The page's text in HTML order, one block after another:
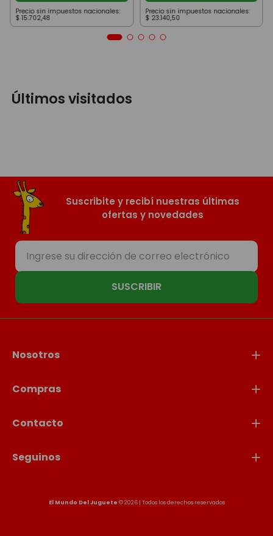
Precio sin impuestos nacionales:
$ 15.702,48
Precio sin impuestos nacionales:
$ 23.140,50
Últimos visitados
Suscribite y recibí nuestras últimas
ofertas y novedades
SUSCRIBIR
Nosotros
Compras
Contacto
Seguinos
El Mundo Del Juguete © 2026 | Todos los derechos reservados